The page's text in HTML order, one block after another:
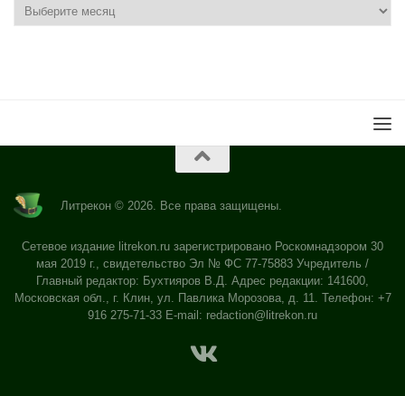
Литрекон © 2026. Все права защищены.
Сетевое издание litrekon.ru зарегистрировано Роскомнадзором 30
мая 2019 г., свидетельство Эл № ФС 77-75883 Учредитель /
Главный редактор: Бухтияров В.Д. Адрес редакции: 141600,
Московская обл., г. Клин, ул. Павлика Морозова, д. 11. Телефон: +7
916 275-71-33 E-mail: redaction@litrekon.ru